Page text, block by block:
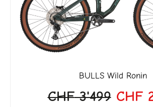
BULLSWild Ronin
CHF3'499
CHF
CHF